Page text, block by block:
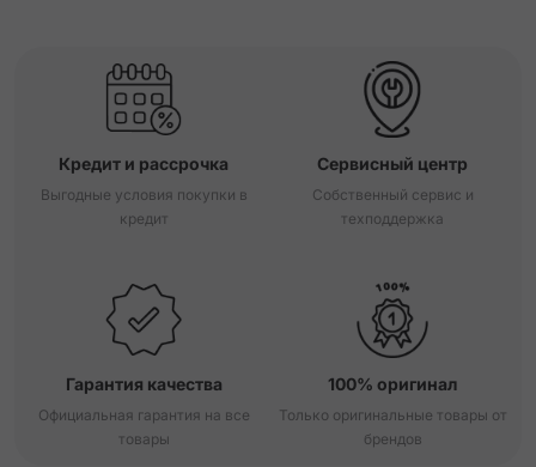
Кредит и рассрочка
Выгодные условия покупки в
кредит
Сервисный центр
Собственный сервис и
техподдержка
Гарантия качества
Официальная гарантия на все
товары
100% оригинал
Только оригинальные товары от
брендов